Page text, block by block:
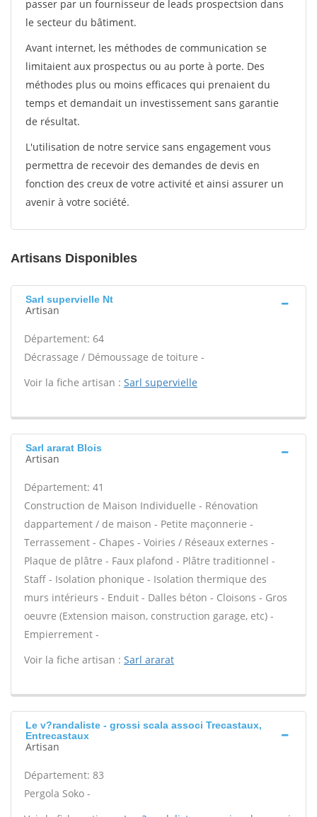
passer par un fournisseur de leads prospectsion dans
le secteur du bâtiment.
Avant internet, les méthodes de communication se
limitaient aux prospectus ou au porte à porte. Des
méthodes plus ou moins efficaces qui prenaient du
temps et demandait un investissement sans garantie
de résultat.
L'utilisation de notre service sans engagement vous
permettra de recevoir des demandes de devis en
fonction des creux de votre activité et ainsi assurer un
avenir à votre société.
Artisans Disponibles
Sarl supervielle Nt
Artisan
Département: 64
Décrassage / Démoussage de toiture -
Voir la fiche artisan : Sarl supervielle
Sarl ararat Blois
Artisan
Département: 41
Construction de Maison Individuelle - Rénovation
dappartement / de maison - Petite maçonnerie -
Terrassement - Chapes - Voiries / Réseaux externes -
Plaque de plâtre - Faux plafond - Plâtre traditionnel -
Staff - Isolation phonique - Isolation thermique des
murs intérieurs - Enduit - Dalles béton - Cloisons - Gros
oeuvre (Extension maison, construction garage, etc) -
Empierrement -
Voir la fiche artisan : Sarl ararat
Le v?randaliste - grossi scala associ Trecastaux,
Entrecastaux
Artisan
Département: 83
Pergola Soko -